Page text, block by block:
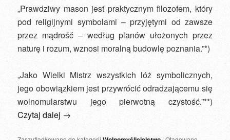
„Prawdziwy mason jest praktycznym filozofem, który
pod religijnymi symbolami – przyjętymi od zawsze
przez mądrość – według planów ułożonych przez
naturę i rozum, wznosi moralną budowlę poznania.”*)
„Jako Wielki Mistrz wszystkich lóż symbolicznych,
jego obowiązkiem jest przywrócić odradzającemu się
wolnomularstwu jego pierwotną czystość.”**)
Czytaj dalej →